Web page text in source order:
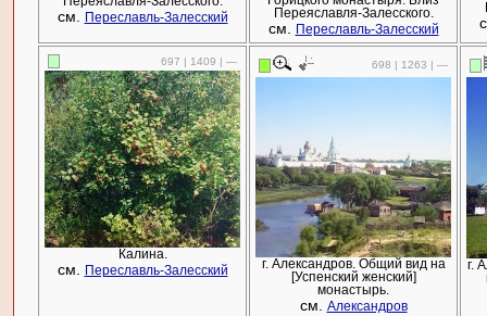
см. Переславль-Залесский
Переяславля-Залесского.
см. Переславль-Залесский
697 | 1409 | —
Калина.
см. Переславль-Залесский
698 | 1263 | —
г. Александров. Общий вид на
[Успенский женский]
монастырь.
см. Александров
г.